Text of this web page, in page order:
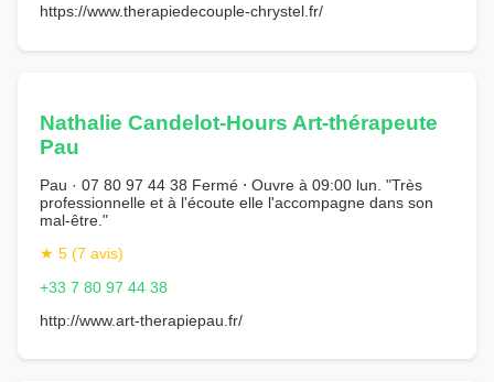
https://www.therapiedecouple-chrystel.fr/
Nathalie Candelot-Hours Art-thérapeute
Pau
Pau · 07 80 97 44 38 Fermé ⋅ Ouvre à 09:00 lun. "Très
professionnelle et à l'écoute elle l'accompagne dans son
mal-être."
★ 5 (7 avis)
+33 7 80 97 44 38
http://www.art-therapiepau.fr/